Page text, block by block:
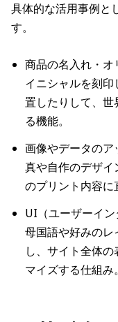
具体的な活用事例と
す。
商品の名入れ・
イニシャルを刻
置したりして、
る機能。
画像やデータの
真や自作のデザ
のプリント内容に
UI（ユーザーイ
母国語や好みの
し、サイト全体
マイズする仕組み。